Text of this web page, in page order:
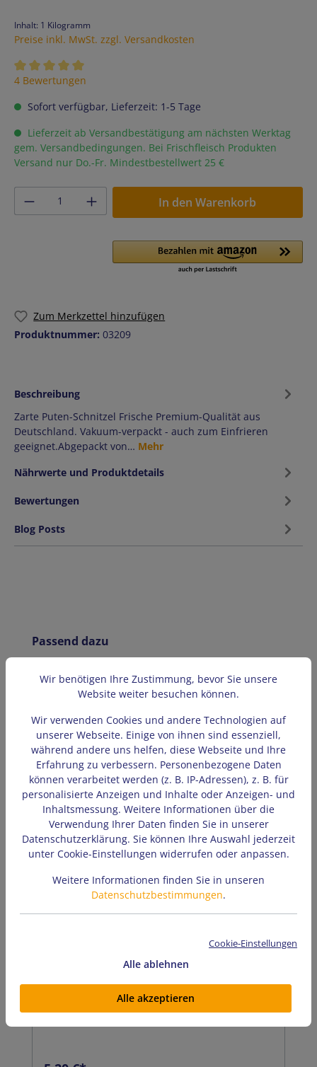
Inhalt: 1 Kilogramm
Preise inkl. MwSt. zzgl. Versandkosten
Durchschnittliche Bewertung von 5 von 5 Sternen
4 Bewertungen
Sofort verfügbar, Lieferzeit: 1-5 Tage
Lieferzeit ab Versandbestätigung am nächsten Werktag
gem. Versandbedingungen. Bei Frischfleisch Produkten
Versand nur Do.-Fr. Mindestbestellwert 25 €
Produkt Anzahl: Gib den gewünschten
In den Warenkorb
Zum Merkzettel hinzufügen
Produktnummer: 03209
Beschreibung
Zarte Puten-Schnitzel Frische Premium-Qualität aus
Deutschland. Vakuum-verpackt - auch zum Einfrieren
geeignet.Abgepackt von… Mehr
Nährwerte und Produktdetails
Bewertungen
Blog Posts
Produktgalerie überspringen
Passend dazu
AVO Lafiness Knoblauch Free
Ölmarinade
Knoblauch-/Pfeffernote, abgerundet mit etwas
Zitrone. Rote viskose Würzung. Zugabemenge:
Beutelinhalt reicht für 2 kg Fleisch.
Packungsinhalt: 250 gLagertemperatur: Bei
max. +20°C (geschlossen)
anderen kühlpflichtigen Artikeln bestellt wird,
0.25 Kilogramm (20,80 €* / 1 Kilogramm)
Wir benötigen Ihre Zustimmung, bevor Sie unsere
Website weiter besuchen können.
Wir verwenden Cookies und andere Technologien auf
unserer Webseite. Einige von ihnen sind essenziell,
während andere uns helfen, diese Webseite und Ihre
Erfahrung zu verbessern. Personenbezogene Daten
können verarbeitet werden (z. B. IP-Adressen), z. B. für
personalisierte Anzeigen und Inhalte oder Anzeigen- und
Inhaltsmessung. Weitere Informationen über die
Verwendung Ihrer Daten finden Sie in unserer
Datenschutzerklärung. Sie können Ihre Auswahl jederzeit
unter Cookie-Einstellungen widerrufen oder anpassen.
Weitere Informationen finden Sie in unseren
Datenschutzbestimmungen.
Cookie-Einstellungen
Alle ablehnen
Alle akzeptieren